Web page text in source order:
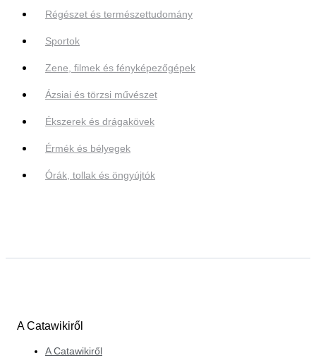
Régészet és természettudomány
Sportok
Zene, filmek és fényképezőgépek
Ázsiai és törzsi művészet
Ékszerek és drágakövek
Érmék és bélyegek
Órák, tollak és öngyújtók
A Catawikiről
A Catawikiről